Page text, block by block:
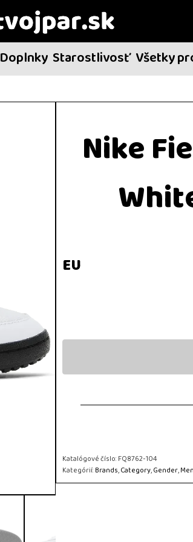
Doplnky Starostlivosť Všetky
Nike
EU
Katalógové číslo:FQ8762-104
Kategórií:Brands,Category,Gender,Men